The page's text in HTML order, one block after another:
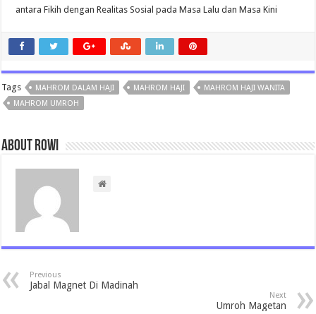
antara Fikih dengan Realitas Sosial pada Masa Lalu dan Masa Kini
Tags MAHROM DALAM HAJI MAHROM HAJI
MAHROM HAJI WANITA
MAHROM UMROH
About rowi
Previous
Jabal Magnet Di Madinah
Next
Umroh Magetan